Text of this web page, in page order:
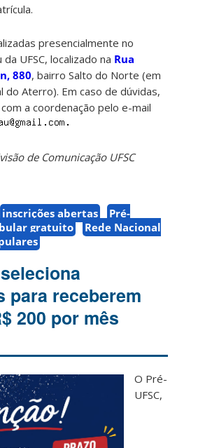
presencialmente no
UFSC, localizado na Rua
880, bairro Salto do Norte (em
do Aterro). Em caso de dúvidas,
a coordenação pelo e-mail
de Comunicação UFSC
inscrições abertas
Pré-
gratuito
Rede Nacional
para receberem
200 por mês
O Pré-
UFSC,